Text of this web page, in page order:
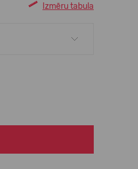
Izmēru tabula